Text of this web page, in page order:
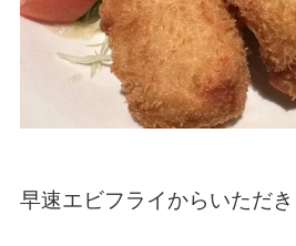
早速エビフライからいただき